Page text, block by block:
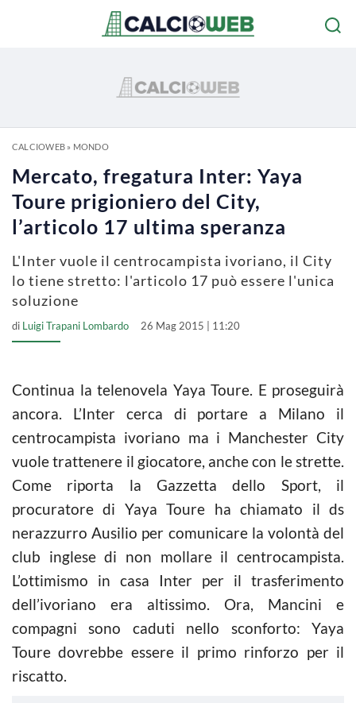
CALCIOWEB» MONDO
Mercato, fregatura Inter: Yaya
Toure prigioniero del City,
l’articolo 17 ultima speranza
L'Inter vuole il centrocampista ivoriano, il City
lo tiene stretto: l'articolo 17 può essere l'unica
soluzione
di Luigi Trapani Lombardo 26 Mag 2015 | 11:20
Continua la telenovela Yaya Toure. E proseguirà
ancora. L’Inter cerca di portare a Milano il
centrocampista ivoriano ma i Manchester City
vuole trattenere il giocatore, anche con le strette.
Come riporta la Gazzetta dello Sport, il
procuratore di Yaya Toure ha chiamato il ds
nerazzurro Ausilio per comunicare la volontà del
club inglese di non mollare il centrocampista.
L’ottimismo in casa Inter per il trasferimento
dell’ivoriano era altissimo. Ora, Mancini e
compagni sono caduti nello sconforto: Yaya
Toure dovrebbe essere il primo rinforzo per il
riscatto.